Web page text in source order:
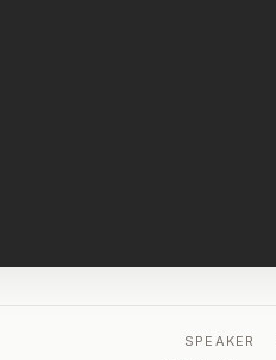
SPEAKER